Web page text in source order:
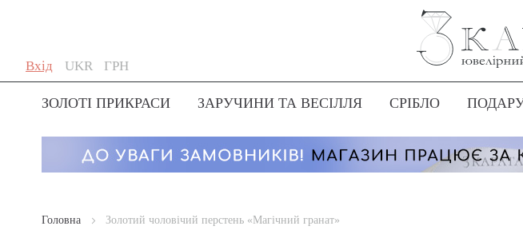
Вхід
Skip
to
Content
Мова
UKR Валюта
ГРН
ЗОЛОТІ ПРИКРАСИ ЗАРУЧИНИ ТА ВЕСІЛЛЯ СРІБЛО
Головна Золотий чоловічий перстень «Магічний гранат»